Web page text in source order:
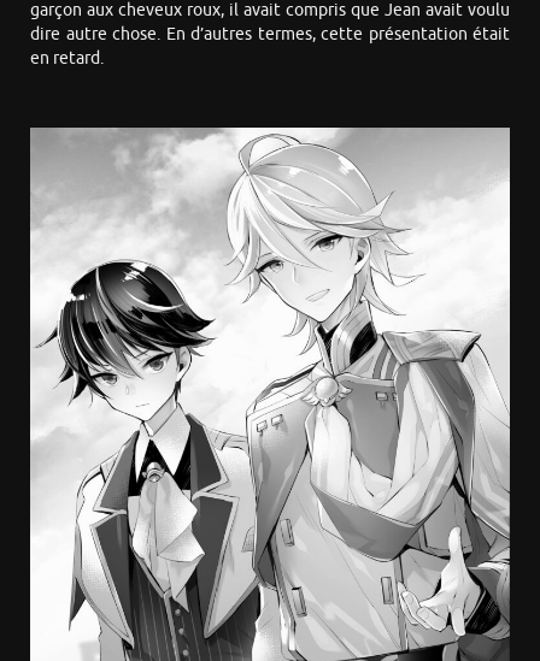
garçon aux cheveux roux, il avait compris que Jean avait voulu
dire autre chose. En d’autres termes, cette présentation était
en retard.